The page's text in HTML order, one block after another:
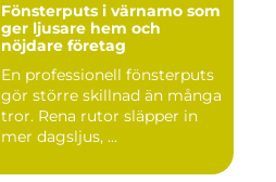
Fönsterputs i värnamo som
ger ljusare hem och
nöjdare företag
En professionell fönsterputs
gör större skillnad än många
tror. Rena rutor släpper in
mer dagsljus, ...